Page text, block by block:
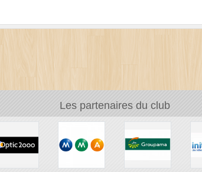
Les partenaires du club